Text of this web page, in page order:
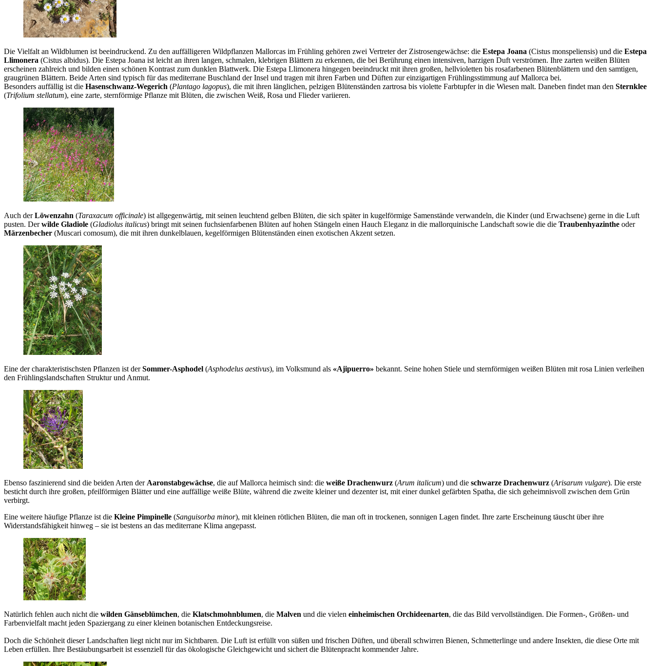
Die Vielfalt an Wildblumen ist beeindruckend. Zu den auffälligeren Wildpflanzen Mallorcas im Frühling gehören zwei Vertreter der Zistrosengewächse: die Estepa Joana (Cistus monspeliensis) und die Estepa
Llimonera (Cistus albidus). Die Estepa Joana ist leicht an ihren langen, schmalen, klebrigen Blättern zu erkennen, die bei Berührung einen intensiven, harzigen Duft verströmen. Ihre zarten weißen Blüten
erscheinen zahlreich und bilden einen schönen Kontrast zum dunklen Blattwerk. Die Estepa Llimonera hingegen beeindruckt mit ihren großen, hellvioletten bis rosafarbenen Blütenblättern und den samtigen,
graugrünen Blättern. Beide Arten sind typisch für das mediterrane Buschland der Insel und tragen mit ihren Farben und Düften zur einzigartigen Frühlingsstimmung auf Mallorca bei.
Besonders auffällig ist die Hasenschwanz-Wegerich (Plantago lagopus), die mit ihren länglichen, pelzigen Blütenständen zartrosa bis violette Farbtupfer in die Wiesen malt. Daneben findet man den Sternklee
(Trifolium stellatum), eine zarte, sternförmige Pflanze mit Blüten, die zwischen Weiß, Rosa und Flieder variieren.
Auch derLöwenzahn (Taraxacum officinale) ist allgegenwärtig, mit seinen leuchtend gelben Blüten, die sich später in kugelförmige Samenstände verwandeln, die Kinder (und Erwachsene) gerne in die Luft
pusten. Derwilde Gladiole (Gladiolus italicus) bringt mit seinen fuchsienfarbenen Blüten auf hohen Stängeln einen Hauch Eleganz in die mallorquinische Landschaft sowie die die Traubenhyazinthe oder
Märzenbecher (Muscari comosum), die mit ihren dunkelblauen, kegelförmigen Blütenständen einen exotischen Akzent setzen.
Eine der charakteristischsten Pflanzen ist derSommer-Asphodel (Asphodelus aestivus), im Volksmund als «Ajipuerro» bekannt. Seine hohen Stiele und sternförmigen weißen Blüten mit rosa Linien verleihen
den Frühlingslandschaften Struktur und Anmut.
Ebenso faszinierend sind die beiden Arten der Aaronstabgewächse, die auf Mallorca heimisch sind: die weiße Drachenwurz (Arum italicum) und die schwarze Drachenwurz (Arisarum vulgare). Die erste
besticht durch ihre großen, pfeilförmigen Blätter und eine auffällige weiße Blüte, während die zweite kleiner und dezenter ist, mit einer dunkel gefärbten Spatha, die sich geheimnisvoll zwischen dem Grün
verbirgt.
Eine weitere häufige Pflanze ist die Kleine Pimpinelle (Sanguisorba minor), mit kleinen rötlichen Blüten, die man oft in trockenen, sonnigen Lagen findet. Ihre zarte Erscheinung täuscht über ihre
Widerstandsfähigkeit hinweg – sie ist bestens an das mediterrane Klima angepasst.
Natürlich fehlen auch nicht die wilden Gänseblümchen, die Klatschmohnblumen, die Malven und die vielen einheimischen Orchideenarten, die das Bild vervollständigen. Die Formen-, Größen- und
Farbenvielfalt macht jeden Spaziergang zu einer kleinen botanischen Entdeckungsreise.
Doch die Schönheit dieser Landschaften liegt nicht nur im Sichtbaren. Die Luft ist erfüllt von süßen und frischen Düften, und überall schwirren Bienen, Schmetterlinge und andere Insekten, die diese Orte mit
Leben erfüllen. Ihre Bestäubungsarbeit ist essenziell für das ökologische Gleichgewicht und sichert die Blütenpracht kommender Jahre.